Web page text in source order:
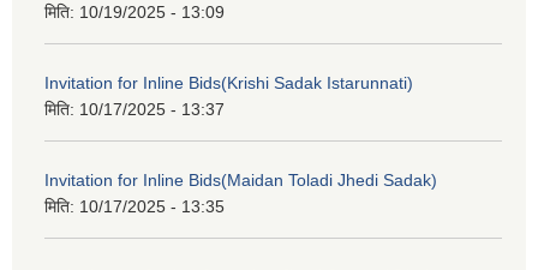
मिति: 10/19/2025 - 13:09
Invitation for Inline Bids(Krishi Sadak Istarunnati)
मिति: 10/17/2025 - 13:37
Invitation for Inline Bids(Maidan Toladi Jhedi Sadak)
मिति: 10/17/2025 - 13:35